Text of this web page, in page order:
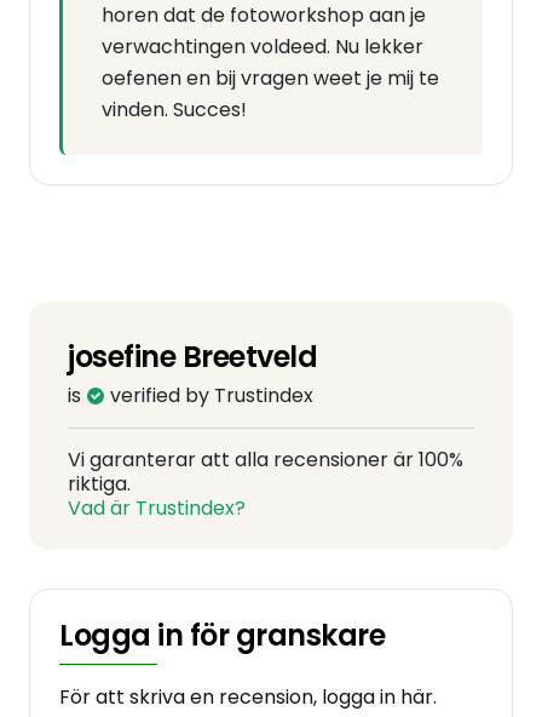
horen dat de fotoworkshop aan je
verwachtingen voldeed. Nu lekker
oefenen en bij vragen weet je mij te
vinden. Succes!
josefine Breetveld
is verified by Trustindex
Vi garanterar att alla recensioner är 100%
riktiga.
Vad är Trustindex?
Logga in för granskare
För att skriva en recension, logga in här.